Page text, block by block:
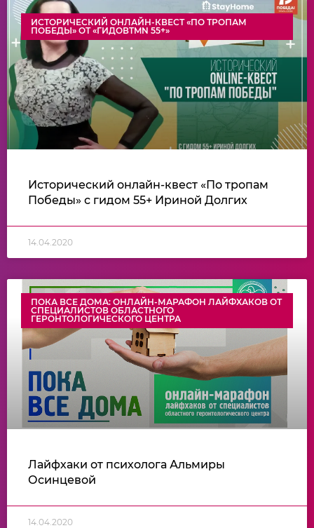
ИСТОРИЧЕСКИЙ ОНЛАЙН-КВЕСТ «ПО ТРОПАМ
ПОБЕДЫ» ОТ «ГИДОВTMN 55+»
Исторический онлайн-квест «По тропам
Победы» с гидом 55+ Ириной Долгих
14.04.2020
ПОКА ВСЕ ДОМА: ОНЛАЙН-МАРАФОН ЛАЙФХАКОВ ОТ
СПЕЦИАЛИСТОВ ОБЛАСТНОГО
ГЕРОНТОЛОГИЧЕСКОГО ЦЕНТРА
Лайфхаки от психолога Альмиры
Осинцевой
14.04.2020